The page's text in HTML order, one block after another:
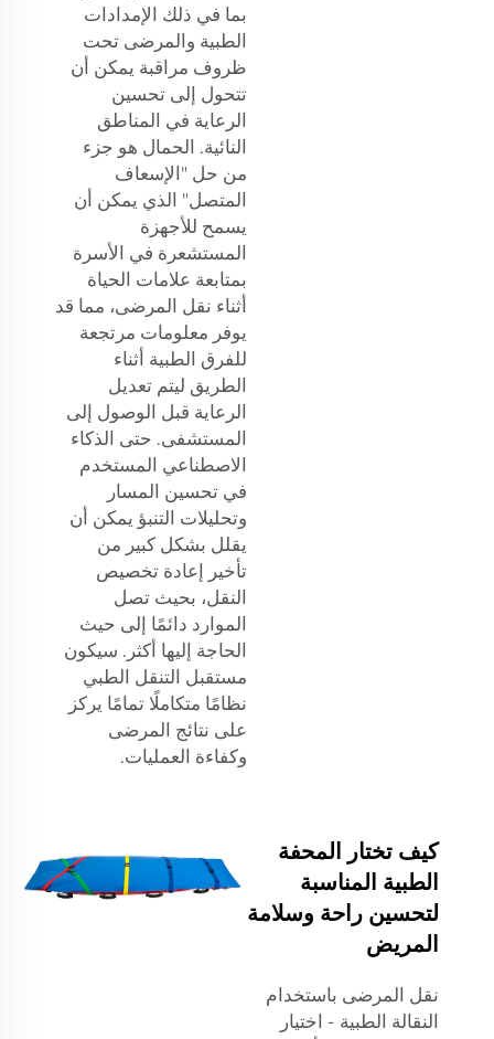
بما في ذلك الإمدادات
الطبية والمرضى تحت
ظروف مراقبة يمكن أن
تتحول إلى تحسين
الرعاية في المناطق
النائية. الحمال هو جزء
من حل "الإسعاف
المتصل" الذي يمكن أن
يسمح للأجهزة
المستشعرة في الأسرة
بمتابعة علامات الحياة
أثناء نقل المرضى، مما قد
يوفر معلومات مرتجعة
للفرق الطبية أثناء
الطريق ليتم تعديل
الرعاية قبل الوصول إلى
المستشفى. حتى الذكاء
الاصطناعي المستخدم
في تحسين المسار
وتحليلات التنبؤ يمكن أن
يقلل بشكل كبير من
تأخير إعادة تخصيص
النقل، بحيث تصل
الموارد دائمًا إلى حيث
الحاجة إليها أكثر. سيكون
مستقبل التنقل الطبي
نظامًا متكاملًا تمامًا يركز
على نتائج المرضى
وكفاءة العمليات.
كيف تختار المحفة
الطبية المناسبة
لتحسين راحة وسلامة
المريض
نقل المرضى باستخدام
النقالة الطبية - اختيار